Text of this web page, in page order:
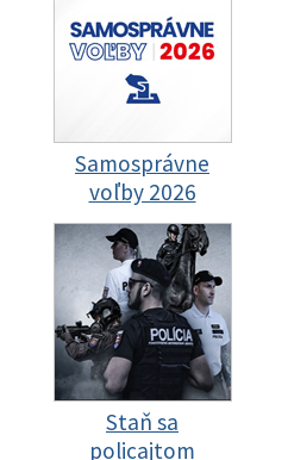
Samosprávne
voľby 2026
Staň sa
policajtom